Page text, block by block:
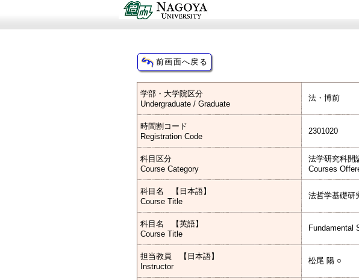
学部・大学院区分
Undergraduate / Graduate
法・博前
時間割コード
Registration Code
2301020
科目区分
Course Category
法学研究科開
Courses
科目名 【日本語】
Course Title
法哲学基礎
科目名 【英語】
Course Title
Fundamental
担当教員 【日本語】
Instructor
松尾 陽 ○